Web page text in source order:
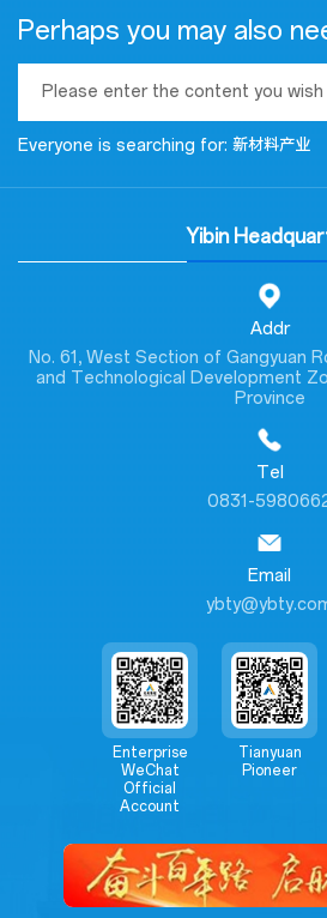
Perhaps you may also
Everyone is searching for: 新材料产业
Yibin
Addr
No. 61, West Section of Gangyuan
and Technological Development
Province
Tel
0831-
Email
Enterprise
WeChat
Official
Account
Tianyuan
Pioneer